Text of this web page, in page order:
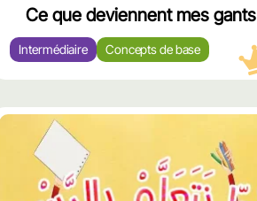
Ce que deviennent mes gants
Intermédiaire Concepts de base
محتوى